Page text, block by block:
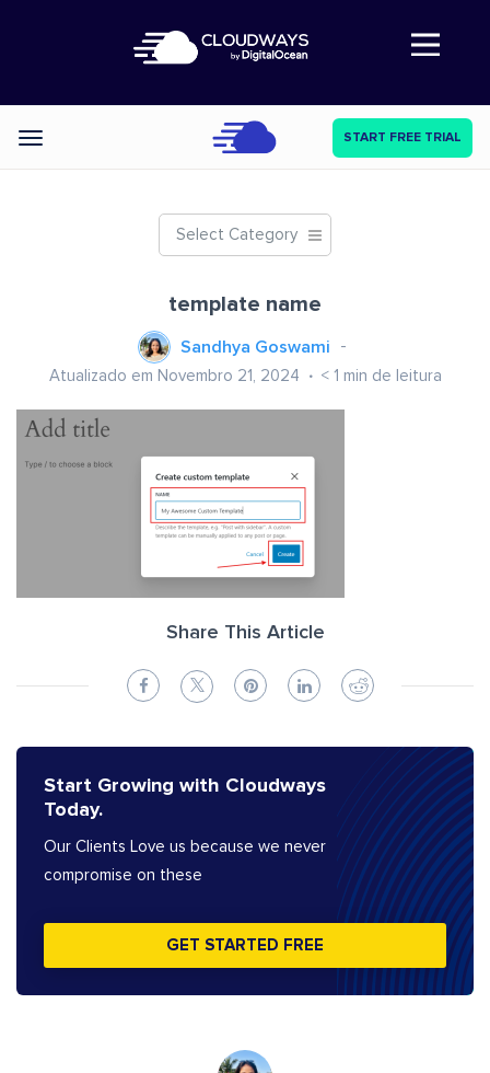
Abre a navegação
Categories START FREE TRIAL
Select Category
template name
Sandhya Goswami
Atualizado em Novembro 21, 2024 < 1 min de leitura
Share This Article
Start Growing with Cloudways
Today.
Our Clients Love us because we never
compromise on these
GET STARTED FREE